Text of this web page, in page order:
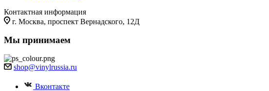
Контактная информация
г. Москва, проспект Вернадского, 12Д
Мы принимаем
shop@vinylrussia.ru
Вконтакте